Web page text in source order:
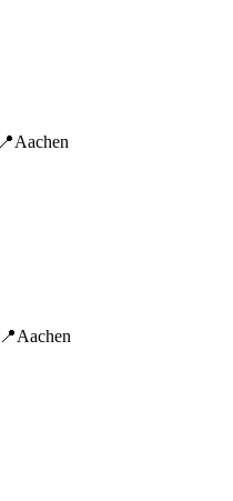
📍Aachen
📍Aachen